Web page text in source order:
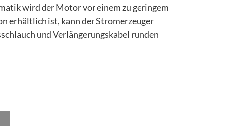
wird der Motor vor einem zu geringem
erhältlich ist, kann der Stromerzeuger
und Verlängerungskabel runden